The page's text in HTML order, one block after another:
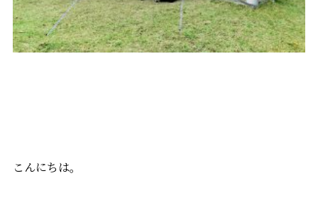
こんにちは。